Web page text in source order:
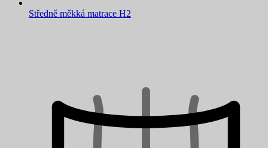
Středně měkká matrace H2